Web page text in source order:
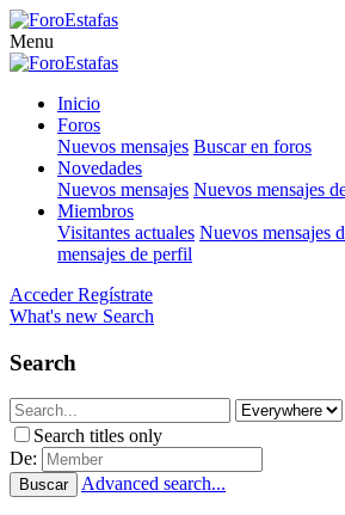
Menu
Inicio
Foros
Nuevos mensajes Buscar en foros
Novedades
Nuevos mensajes Nuevos mensajes
Miembros
Visitantes actuales Nuevos mensajes
mensajes de perfil
Acceder Regístrate
What's new Search
Search
Search titles only
De:
Buscar Advanced search...